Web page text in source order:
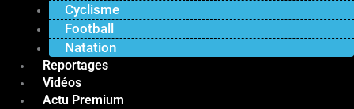
Cyclisme
Football
Natation
Reportages
Vidéos
Actu Premium